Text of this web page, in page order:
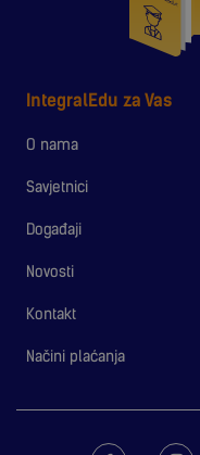
IntegralEdu za Vas
O nama
Savjetnici
Događaji
Novosti
Kontakt
Načini plaćanja